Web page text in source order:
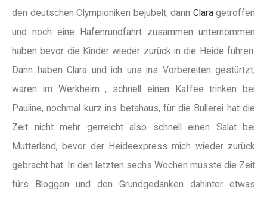
den deutschen Olympioniken bejubelt, dann Claragetroffen
und noch eine Hafenrundfahrt zusammen unternommen
haben bevor die Kinder wieder zurück in die Heide fuhren.
Dann haben Clara und ich uns ins Vorbereiten gestürtzt,
waren im Werkheim , schnell einen Kaffee trinken bei
Pauline, nochmal kurz ins betahaus, für die Bullerei hat die
Zeit nicht mehr gerreicht also schnell einen Salat bei
Mutterland, bevor der Heideexpress mich wieder zurück
gebracht hat. In den letzten sechs Wochen musste die Zeit
fürs Bloggen und den Grundgedanken dahinter etwas